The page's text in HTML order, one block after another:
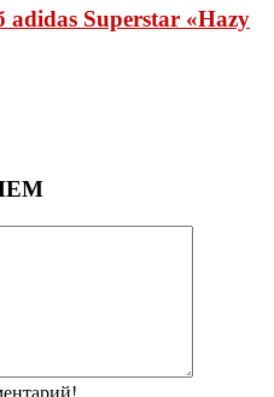
adidas Superstar «Hazy